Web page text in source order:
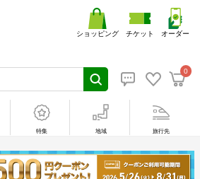
0
ショッピング チケット オーダー
特集 地域 旅行先